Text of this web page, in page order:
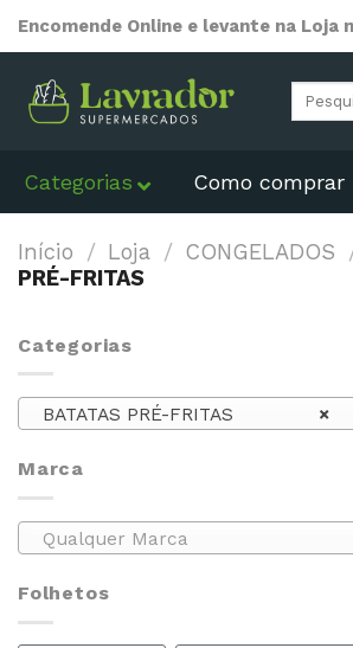
Encomende Online e levante na Loja
Categorias Como comprar
Início / Loja / CONGELADOS
PRÉ-FRITAS
Categorias
×
BATATAS PRÉ-FRITAS
Marca
Qualquer Marca
Folhetos